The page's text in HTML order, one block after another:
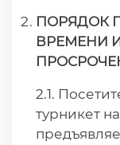
ПОРЯДОК
ВРЕМЕНИ
2.1.
турникет